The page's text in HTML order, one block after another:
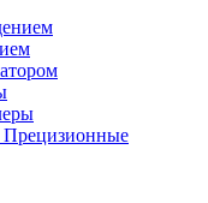
Прецизионные